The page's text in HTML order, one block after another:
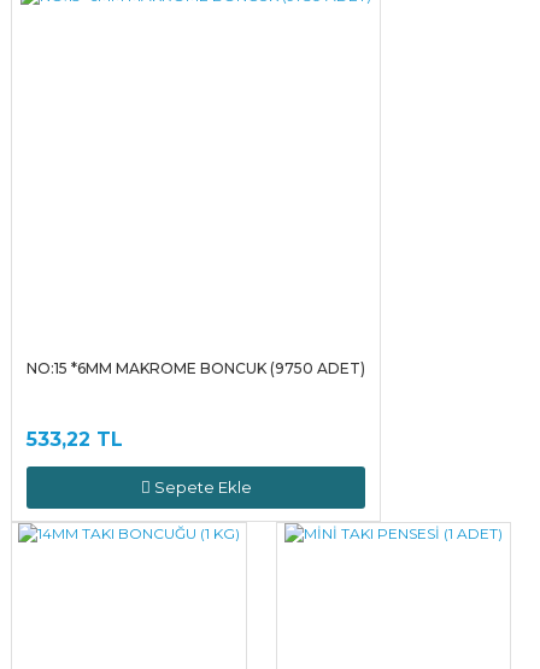
NO:15 *6MM MAKROME BONCUK (9750 ADET)
533,22 TL
Sepete Ekle